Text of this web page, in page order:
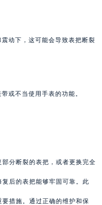
动下，这可能会导致表把断裂
或不当使用手表的功能。
分断裂的表把，或者更换完全
后的表把能够牢固可靠。此
措施。通过正确的维护和保